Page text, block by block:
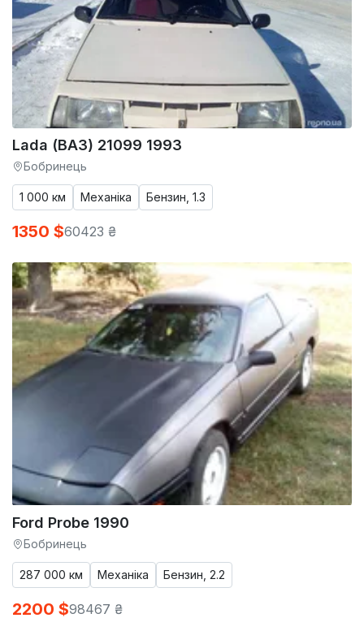
Lada (ВАЗ) 21099 1993
Бобринець
1 000 км Механіка Бензин, 1.3
1350 $60423 ₴
Ford Probe 1990
Бобринець
287 000 км Механіка Бензин, 2.2
2200 $98467 ₴